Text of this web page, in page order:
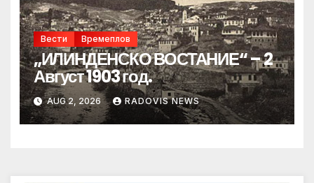
Вести Времеплов
„ИЛИНДЕНСКО ВОСТАНИЕ“ – 2
Август 1903 год.
AUG 2, 2026 RADOVIS NEWS